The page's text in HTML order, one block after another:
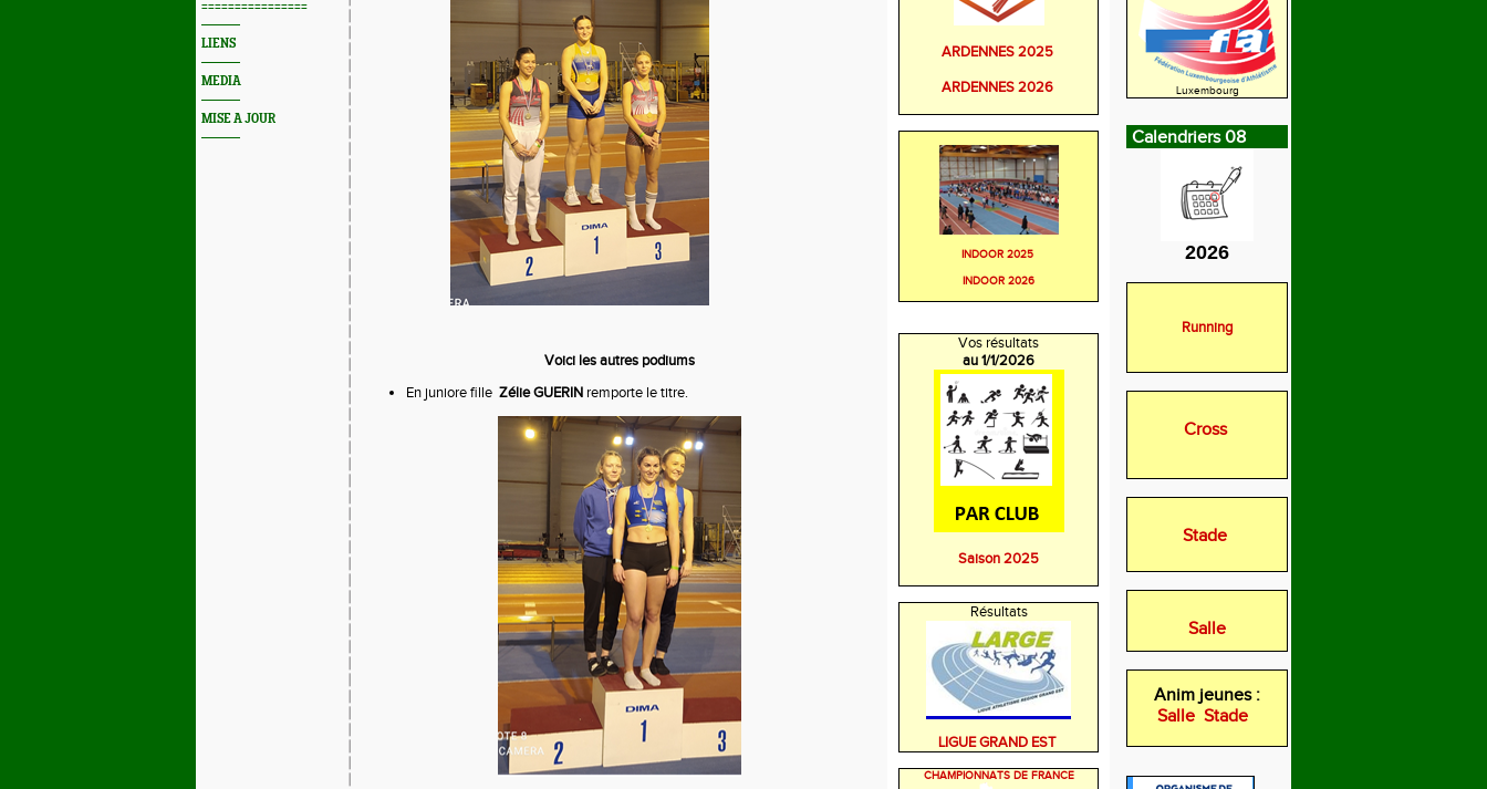
================
LIENS
MEDIA
MISE A JOUR
Voici les autres podiums
En juniore fille Zélie GUERIN remporte le titre.
ARDENNES 2025
ARDENNES 2026
INDOOR 2025
INDOOR 2026
Vos résultats
au 1/1/2026
Saison 2025
Résultats
LIGUE GRAND EST
CHAMPIONNATS DE FRANCE
Luxembourg
Calendriers 08
2026
Running
Cross
Stade
Salle
Anim jeunes :
Salle Stade